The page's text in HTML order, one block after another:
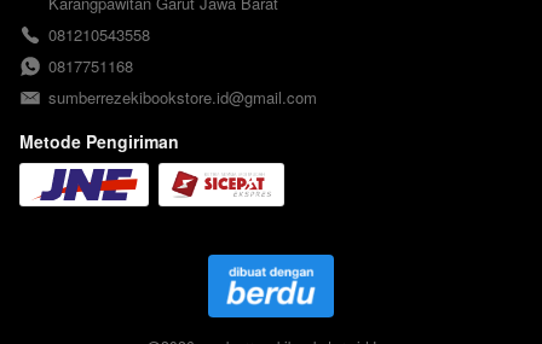
081210543558
0817751168
sumberrezekibookstore.id@gmail.com
Metode Pengiriman